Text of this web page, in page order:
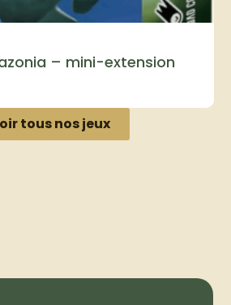
– mini-extension
tous nos jeux